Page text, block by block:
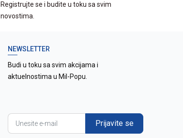
Registrujte se i budite u toku sa svim
novostima.
NEWSLETTER
Budi u toku sa svim akcijama i
aktuelnostima u Mil-Popu.
Prijavite se